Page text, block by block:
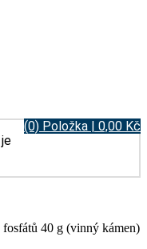
(0) Položka | 0,00 Kč
40 g (vinný kámen)